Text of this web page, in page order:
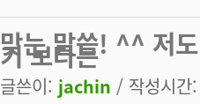
맞는 말씀! ^^ 저
기 보다는
글쓴이: jachin / 작성시